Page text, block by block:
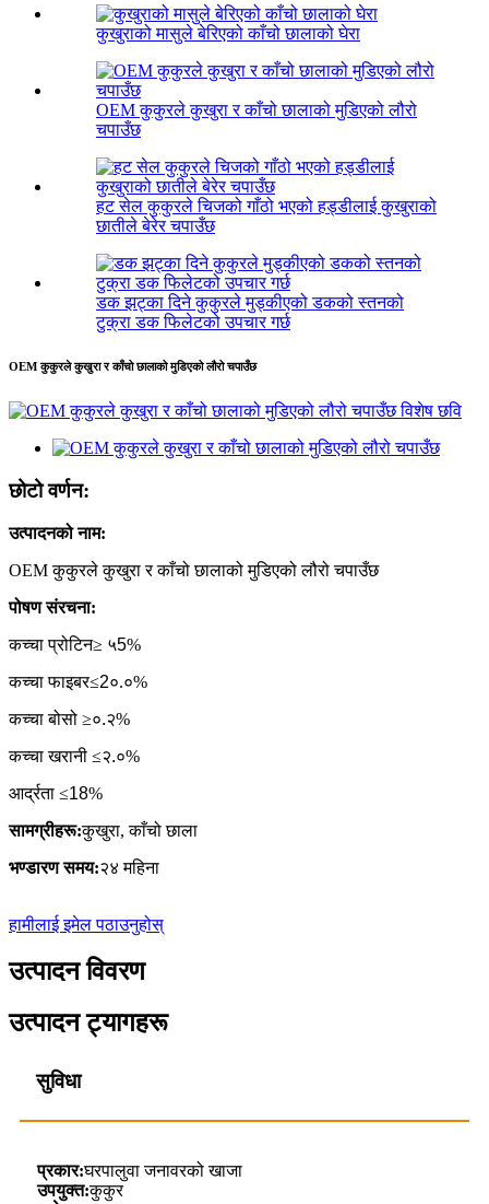
कुखुराको मासुले बेरिएको काँचो छालाको घेरा
OEM कुकुरले कुखुरा र काँचो छालाको मुडिएको लौरो
चपाउँछ
हट सेल कुकुरले चिजको गाँठो भएको हड्डीलाई कुखुराको
छातीले बेरेर चपाउँछ
डक झट्का दिने कुकुरले मुड्कीएको डकको स्तनको
टुक्रा डक फिलेटको उपचार गर्छ
OEM कुकुरले कुखुरा र काँचो छालाको मुडिएको लौरो चपाउँछ
छोटो वर्णन:
उत्पादनको नाम:
OEM कुकुरले कुखुरा र काँचो छालाको मुडिएको लौरो चपाउँछ
पोषण संरचना:
कच्चा प्रोटिन≥ ५5%
कच्चा फाइबर≤2०.०%
कच्चा बोसो ≥०.२%
कच्चा खरानी ≤२.०%
आर्द्रता ≤18%
सामग्रीहरू:कुखुरा, काँचो छाला
भण्डारण समय:२४ महिना
हामीलाई इमेल पठाउनुहोस्
उत्पादन विवरण
उत्पादन ट्यागहरू
सुविधा
प्रकार:घरपालुवा जनावरको खाजा
उपयुक्त:कुकुर